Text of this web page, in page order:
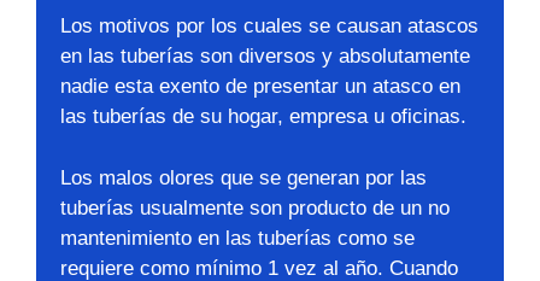
Los motivos por los cuales se causan atascos
en las tuberías son diversos y absolutamente
nadie esta exento de presentar un atasco en
las tuberías de su hogar, empresa u oficinas.
Los malos olores que se generan por las
tuberías usualmente son producto de un no
mantenimiento en las tuberías como se
requiere como mínimo 1 vez al año. Cuando